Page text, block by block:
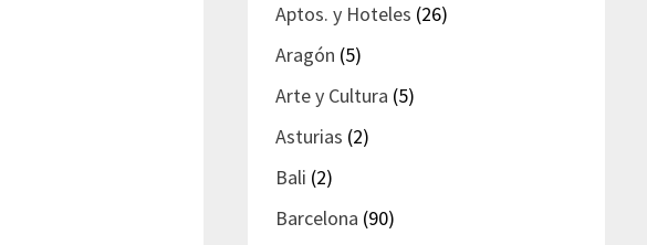
Aptos. y Hoteles (26)
Aragón (5)
Arte y Cultura (5)
Asturias (2)
Bali (2)
Barcelona (90)